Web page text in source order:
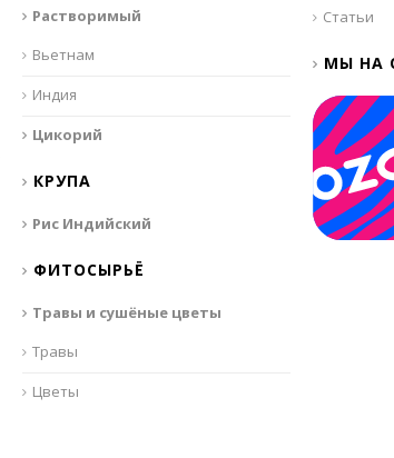
Растворимый
Вьетнам
Индия
Цикорий
КРУПА
Рис Индийский
ФИТОСЫРЬЁ
Травы и сушёные цветы
Травы
Цветы
Статьи
МЫ НА